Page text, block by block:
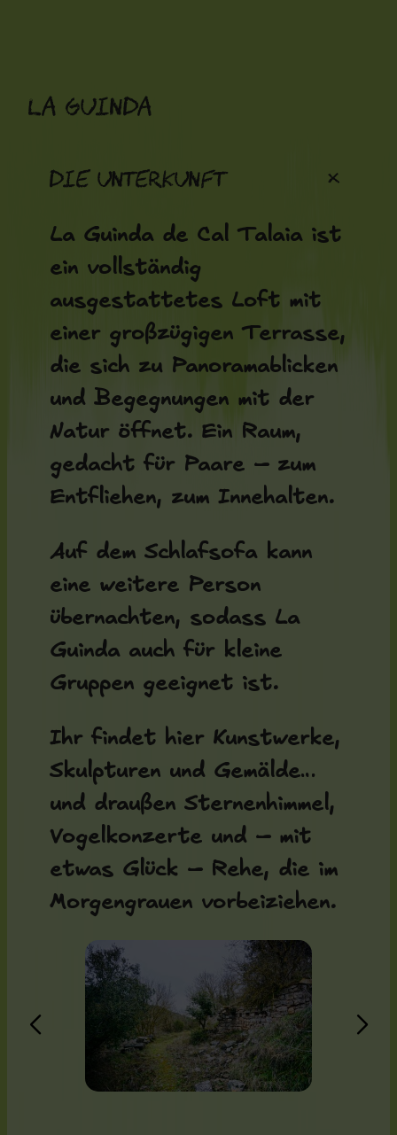
La Guinda
Die Unterkunft +
La Guinda de Cal Talaia ist
ein vollständig
ausgestattetes Loft mit
einer großzügigen Terrasse,
die sich zu Panoramablicken
und Begegnungen mit der
Natur öffnet. Ein Raum,
gedacht für Paare – zum
Entfliehen, zum Innehalten.
Auf dem Schlafsofa kann
eine weitere Person
übernachten, sodass La
Guinda auch für kleine
Gruppen geeignet ist.
Ihr findet hier Kunstwerke,
Skulpturen und Gemälde…
und draußen Sternenhimmel,
Vogelkonzerte und – mit
etwas Glück – Rehe, die im
Morgengrauen vorbeiziehen.